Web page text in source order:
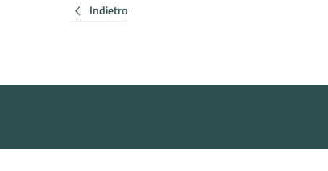
Indietro